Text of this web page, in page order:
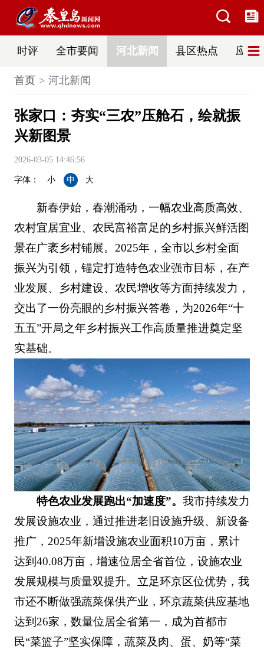
时评 全市要闻 河北新闻 县区热点 应急
首页 河北新闻
张家口：夯实“三农”压舱石，绘就振
兴新图景
2026-03-05 14:46:56
字体： 小 中 大
新春伊始，春潮涌动，一幅农业高质高效、
农村宜居宜业、农民富裕富足的乡村振兴鲜活图
景在广袤乡村铺展。2025年，全市以乡村全面
振兴为引领，锚定打造特色农业强市目标，在产
业发展、乡村建设、农民增收等方面持续发力，
交出了一份亮眼的乡村振兴答卷，为2026年“十
五五”开局之年乡村振兴工作高质量推进奠定坚
实基础。
特色农业发展跑出“加速度”。我市持续发力
发展设施农业，通过推进老旧设施升级、新设备
推广，2025年新增设施农业面积10万亩，累计
达到40.08万亩，增速位居全省首位，设施农业
发展规模与质量双提升。立足环京区位优势，我
市还不断做强蔬菜保供产业，环京蔬菜供应基地
达到26家，数量位居全省第一，成为首都市
民“菜篮子”坚实保障，蔬菜及肉、蛋、奶等“菜